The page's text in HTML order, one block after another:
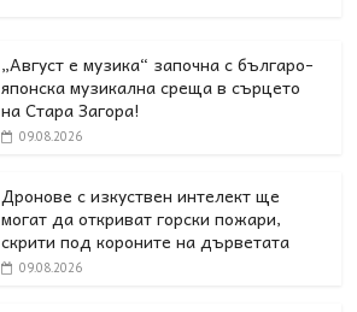
„Август е музика“ започна с българо-
японска музикална среща в сърцето
на Стара Загора!
09.08.2026
Дронове с изкуствен интелект ще
могат да откриват горски пожари,
скрити под короните на дърветата
09.08.2026